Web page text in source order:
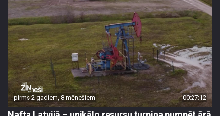
pirms 2 gadiem, 8 mēnešiem 00:27:12